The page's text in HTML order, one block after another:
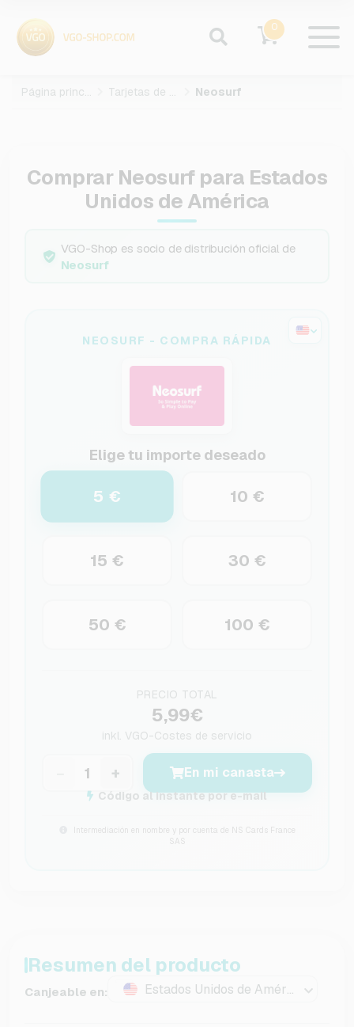
0
Página principal Tarjetas de pago Neosurf
Comprar Neosurf para Estados
Unidos de América
VGO-Shop es socio de distribución oficial de
Neosurf
NEOSURF - COMPRA RÁPIDA
Elige tu importe deseado
5 € 10 €
15 € 30 €
50 € 100 €
PRECIO TOTAL
5,99€
inkl. VGO-Costes de servicio
+ En mi canasta
Código al instante por e-mail
Intermediación en nombre y por cuenta de NS Cards France
SAS
Resumen del producto
Canjeable en: Estados Unidos de América